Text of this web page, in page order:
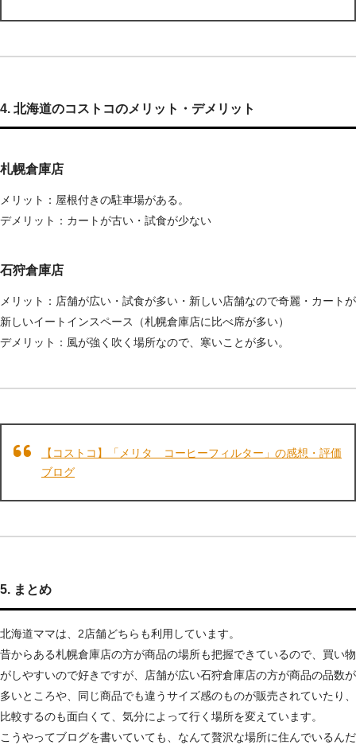
4. 北海道のコストコのメリット・デメリット
札幌倉庫店
メリット：屋根付きの駐車場がある。
デメリット：カートが古い・試食が少ない
石狩倉庫店
メリット：店舗が広い・試食が多い・新しい店舗なので奇麗・カートが
新しいイートインスペース（札幌倉庫店に比べ席が多い）
デメリット：風が強く吹く場所なので、寒いことが多い。
【コストコ】「メリタ コーヒーフィルター」の感想・評価
ブログ
5. まとめ
北海道ママは、2店舗どちらも利用しています。
昔からある札幌倉庫店の方が商品の場所も把握できているので、買い物
がしやすいので好きですが、店舗が広い石狩倉庫店の方が商品の品数が
多いところや、同じ商品でも違うサイズ感のものが販売されていたり、
比較するのも面白くて、気分によって行く場所を変えています。
こうやってブログを書いていても、なんて贅沢な場所に住んでいるんだ